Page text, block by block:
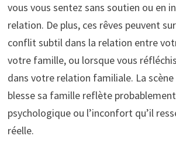
vous vous sentez sans soutien ou en
relation. De plus, ces rêves peuvent
conflit subtil dans la relation entre
votre famille, ou lorsque vous
dans votre relation familiale. La
blesse sa famille reflète
psychologique ou l’inconfort qu’il
réelle.